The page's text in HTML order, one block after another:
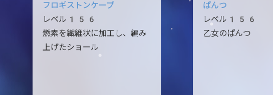
フロギストンケープ
レベル156
燃素を繊維状に加工し、編み
上げたショール
ぱんつ
レベル156
乙女のぱんつ